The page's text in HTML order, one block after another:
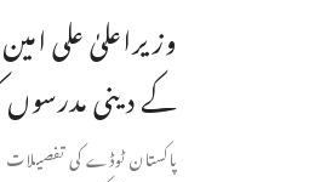
وزیراعلیٰ علی
کے دینی
پاکستان ٹوڈے کی تفصیلات